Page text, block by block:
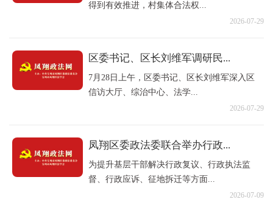
得到有效推进，村集体合法权...
2026-07-29
区委书记、区长刘维军调研民...
7月28日上午，区委书记、区长刘维军深入区
信访大厅、综治中心、法学...
2026-07-29
凤翔区委政法委联合举办行政...
为提升基层干部解决行政复议、行政执法监
督、行政应诉、征地拆迁等方面...
2026-07-09